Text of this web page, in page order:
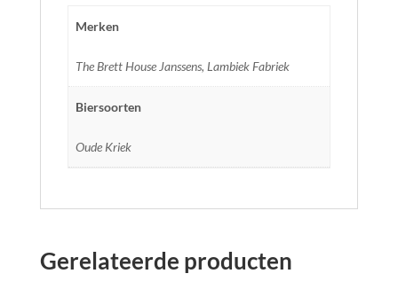
Merken
The Brett House Janssens, Lambiek Fabriek
Biersoorten
Oude Kriek
Gerelateerde producten